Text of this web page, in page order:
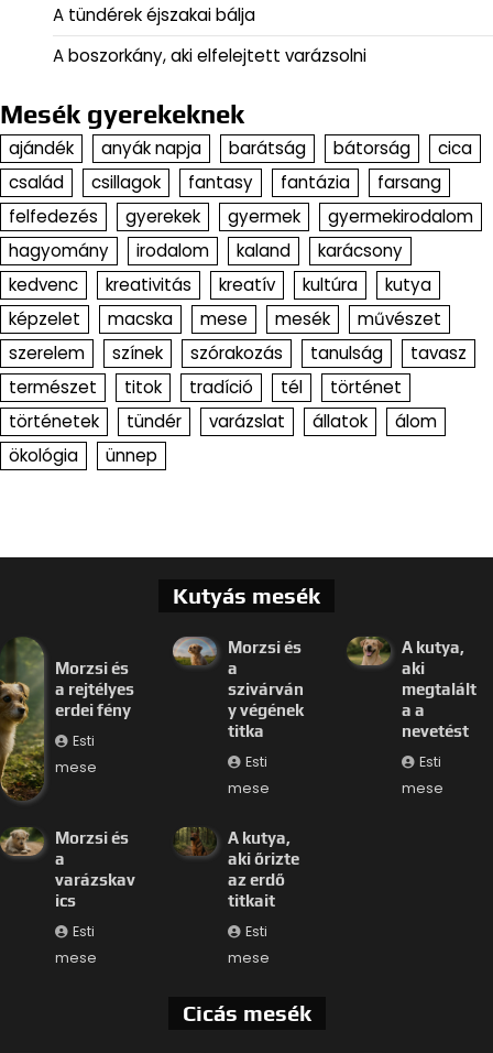
A tündérek éjszakai bálja
A boszorkány, aki elfelejtett varázsolni
Mesék gyerekeknek
ajándék anyák napja barátság bátorság
cica
család
csillagok fantasy fantázia
farsang
felfedezés
gyerekek gyermek
gyermekirodalom
hagyomány
irodalom kaland
karácsony
kedvenc
kreativitás kreatív kultúra
kutya
képzelet
macska mese mesék
művészet
szerelem
színek szórakozás tanulság
tavasz
természet
titok tradíció tél
történet
történetek
tündér varázslat állatok
álom
ökológia
ünnep
Kutyás mesék
Morzsi és
a rejtélyes
erdei fény
Esti
mese
Morzsi és
a
szivárván
y végének
titka
Esti
mese
A kutya,
aki
megtalált
a a
nevetést
Esti
mese
Morzsi és
a
varázskav
ics
Esti
mese
A kutya,
aki őrizte
az erdő
titkait
Esti
mese
Cicás mesék